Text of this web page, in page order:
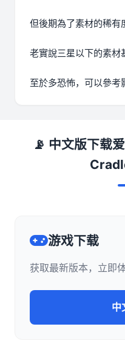
但後期為了素材的稀有
老實說三星以下的素材
至於多恐怖，可以參考
📡 中文版下载
游戏下载
获取最新版本，立即
中